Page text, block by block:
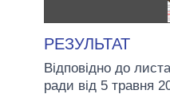
РЕЗУЛЬТАТ
Відповідно до
ради від 5 травня